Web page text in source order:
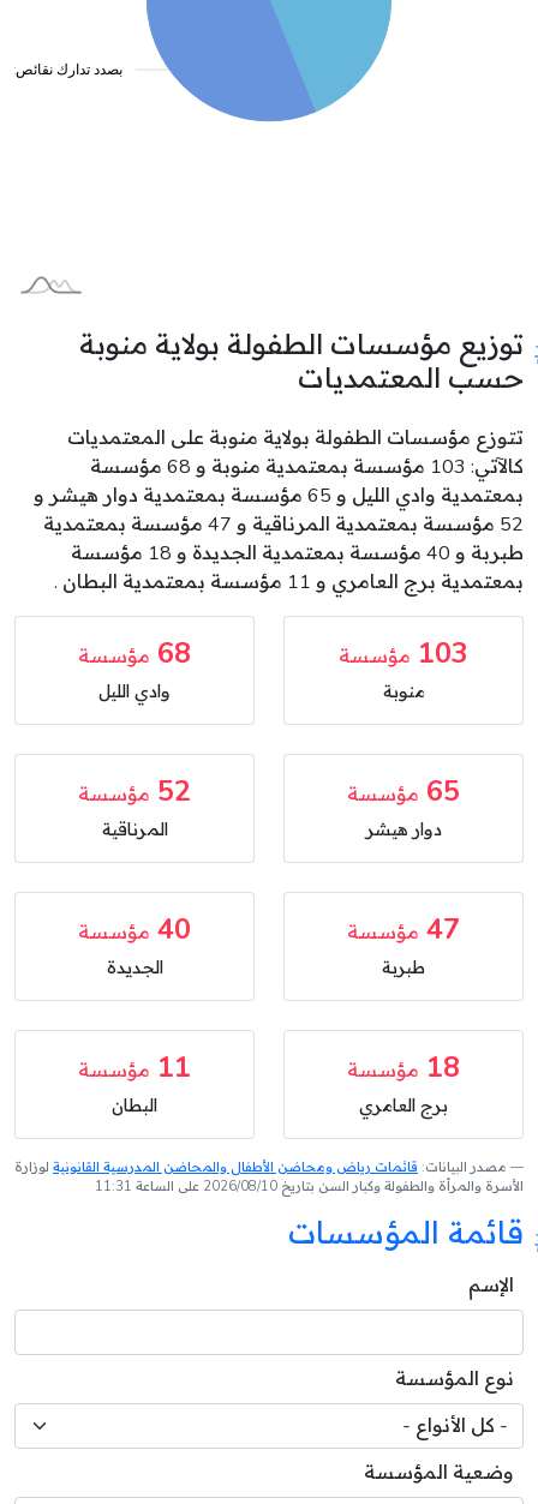
توزيع مؤسسات الطفولة بولاية منوبة
حسب المعتمديات
تتوزع مؤسسات الطفولة بولاية منوبة على المعتمديات
كالآتي: 103 مؤسسة بمعتمدية منوبة و 68 مؤسسة
بمعتمدية وادي الليل و 65 مؤسسة بمعتمدية دوار هيشر و
52 مؤسسة بمعتمدية المرناقية و 47 مؤسسة بمعتمدية
طبربة و 40 مؤسسة بمعتمدية الجديدة و 18 مؤسسة
بمعتمدية برج العامري و 11 مؤسسة بمعتمدية البطان .
103 مؤسسة
منوبة
68 مؤسسة
وادي الليل
65 مؤسسة
دوار هيشر
52 مؤسسة
المرناقية
47 مؤسسة
طبربة
40 مؤسسة
الجديدة
18 مؤسسة
برج العامري
11 مؤسسة
البطان
مصدر البيانات: قائمات رياض ومحاضن الأطفال والمحاضن المدرسية القانونية لوزارة
الأسرة والمرأة والطفولة وكبار السن بتاريخ 2026/08/10 على الساعة 11:31
قائمة المؤسسات
الإسم
نوع المؤسسة
وضعية المؤسسة